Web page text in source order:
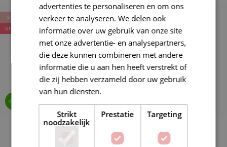
-20%
UITVERKOCHT
Botter Oslo 008
3,80
-20%
Botter Oslo 009
4,75 €
advertenties te personaliseren en om ons
verkeer te analyseren. We delen ook
informatie over uw gebruik van onze site
met onze advertentie- en analysepartners,
die deze kunnen combineren met andere
informatie die u aan hen heeft verstrekt of
die zij hebben verzameld door uw gebruik
van hun diensten.
Strikt
noodzakelijk
Prestatie Targeting